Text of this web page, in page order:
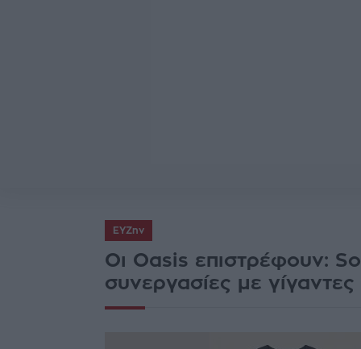
ΕΥΖην
Οι Oasis επιστρέφουν:
συνεργασίες με